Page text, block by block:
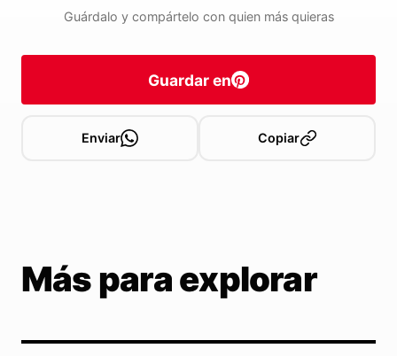
Guárdalo y compártelo con quien más quieras
Guardar en
Enviar Copiar
Más para explorar